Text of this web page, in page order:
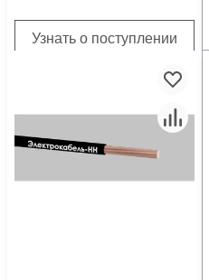
Узнать о поступлении